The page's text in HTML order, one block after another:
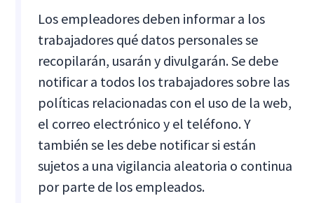
Los empleadores deben informar a los
trabajadores qué datos personales se
recopilarán, usarán y divulgarán. Se debe
notificar a todos los trabajadores sobre las
políticas relacionadas con el uso de la web,
el correo electrónico y el teléfono. Y
también se les debe notificar si están
sujetos a una vigilancia aleatoria o continua
por parte de los empleados.